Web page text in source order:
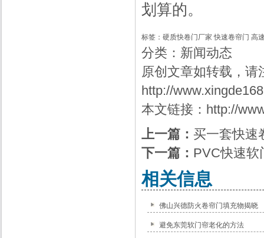
划算的。
标签： 硬质快卷门厂家 快速卷帘门 高
分类： 新闻动态
原创文章如转载，请
http://
本文链接： http://
上一篇： 买一套快速
下一篇： PVC快速软
相关信息
佛山兴德防火卷帘门填充物揭晓
避免东莞软门帘老化的方法